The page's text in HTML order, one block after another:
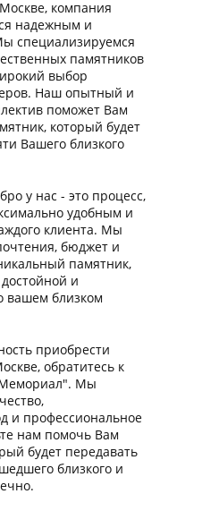
компания
надежным и
специализируемся
памятников
выбор
Наш опытный и
поможет Вам
который будет
Вашего близкого
у нас - это процесс,
удобным и
клиента. Мы
бюджет и
памятник,
и
вашем близком
приобрести
обратитесь к
Мы
и профессиональное
нам помочь Вам
будет передавать
близкого и